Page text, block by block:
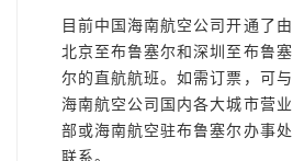
目前中国海南航空公司开通了由
北京至布鲁塞尔和深圳至布鲁塞
尔的直航航班。如需订票，可与
海南航空公司国内各大城市营业
部或海南航空驻布鲁塞尔办事处
联系。